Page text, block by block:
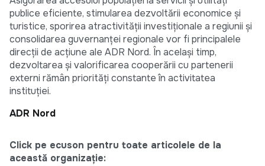
publice eficiente, stimularea dezvoltării economice și
turistice, sporirea atractivității investiționale a regiunii și
consolidarea guvernanței regionale vor fi principalele
direcții de acțiune ale ADR Nord. În același timp,
dezvoltarea și valorificarea cooperării cu partenerii
externi rămân priorități constante în activitatea
instituției.
ADR Nord
Click pe ecuson pentru toate articolele de la
această organizație: